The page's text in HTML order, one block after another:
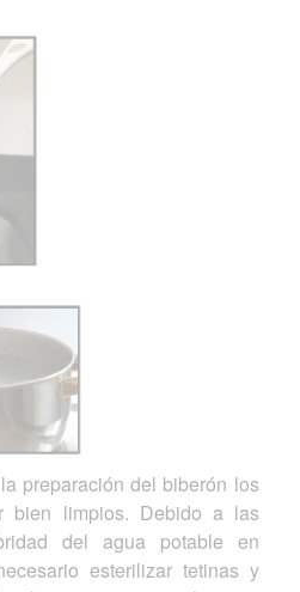
preparación del biberón los
bien limpios. Debido a las
del agua potable en
esterilizar tetinas y